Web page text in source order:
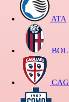
ATA
BOL
CAG